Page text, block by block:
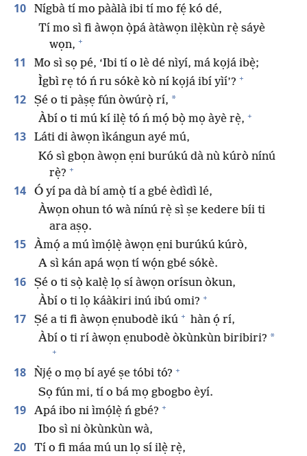
10
Nígbà tí mo pààlà ibi tí mo fẹ́ kó dé,
Tí mo sì fi àwọn ọ̀pá àtàwọn ilẹ̀kùn rẹ̀ sáyè
wọn, +
11
Mo sì sọ pé, ‘Ibi tí o lè dé nìyí, má kọjá ibẹ̀;
Ìgbì rẹ tó ń ru sókè kò ní kọjá ibí yìí’? +
12 Ṣé o ti pàṣẹ fún òwúrọ̀ rí, *
Àbí o ti mú kí ilẹ̀ tó ń mọ́ bọ̀ mọ àyè rẹ̀, +
13
Láti di àwọn ìkángun ayé mú,
Kó sì gbọn àwọn ẹni burúkú dà nù kúrò nínú
rẹ̀? +
14
Ó yí pa dà bí amọ̀ tí a gbé èdìdì lé,
Àwọn ohun tó wà nínú rẹ̀ sì ṣe kedere bíi ti
ara aṣọ.
15
Àmọ́ a mú ìmọ́lẹ̀ àwọn ẹni burúkú kúrò,
A sì kán apá wọn tí wọ́n gbé sókè.
16
Ṣé o ti sọ̀ kalẹ̀ lọ sí àwọn orísun òkun,
Àbí o ti lọ káàkiri inú ibú omi? +
17 Ṣé a ti fi àwọn ẹnubodè ikú + hàn ọ́ rí,
Àbí o ti rí àwọn ẹnubodè òkùnkùn biribiri? *
+
18 Ǹjẹ́ o mọ bí ayé ṣe tóbi tó? +
Sọ fún mi, tí o bá mọ gbogbo èyí.
19 Apá ibo ni ìmọ́lẹ̀ ń gbé? +
Ibo sì ni òkùnkùn wà,
20
Tí o fi máa mú un lọ sí ilẹ̀ rẹ̀,